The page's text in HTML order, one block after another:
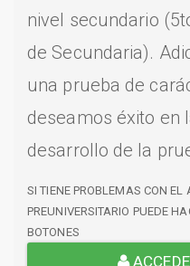
nivel secundario
de Secundaria).
una prueba de
deseamos éxito en
desarrollo de la
SI TIENE PROBLEMAS CON EL
PREUNIVERSITARIO PUEDE
BOTONES